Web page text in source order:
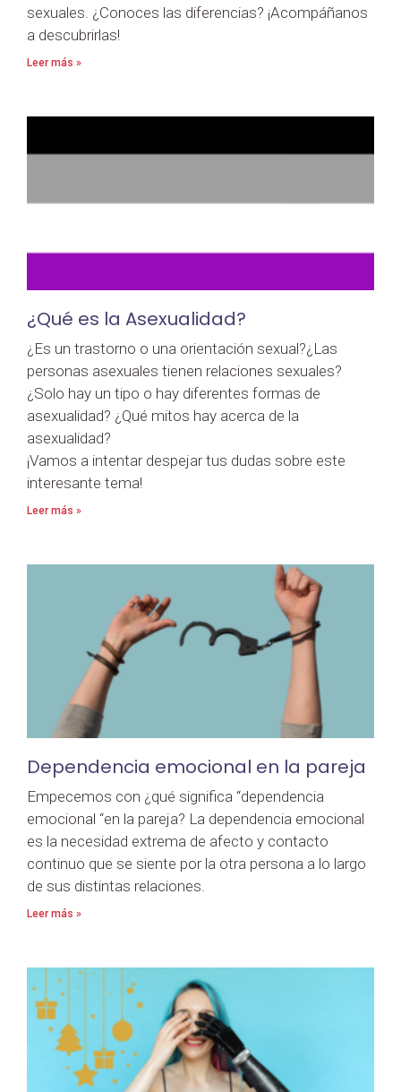
sexuales. ¿Conoces las diferencias? ¡Acompáñanos
a descubrirlas!
Leer más »
¿Qué es la Asexualidad?
¿Es un trastorno o una orientación sexual?¿Las
personas asexuales tienen relaciones sexuales?
¿Solo hay un tipo o hay diferentes formas de
asexualidad? ¿Qué mitos hay acerca de la
asexualidad?
¡Vamos a intentar despejar tus dudas sobre este
interesante tema!
Leer más »
Dependencia emocional en la pareja
Empecemos con ¿qué significa “dependencia
emocional “en la pareja? La dependencia emocional
es la necesidad extrema de afecto y contacto
continuo que se siente por la otra persona a lo largo
de sus distintas relaciones.
Leer más »